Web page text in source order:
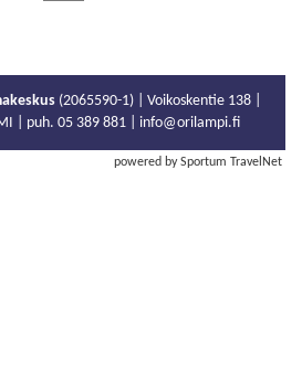
(2065590-1) | Voikoskentie 138 |
| puh. 05 389 881 | info@orilampi.fi
powered by Sportum TravelNet